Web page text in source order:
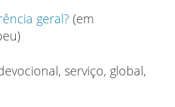
geral? (em
serviço, global,